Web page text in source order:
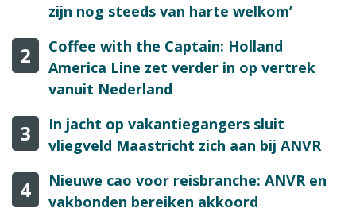
zijn nog steeds van harte welkom’
2
Coffee with the Captain: Holland
America Line zet verder in op vertrek
vanuit Nederland
3
In jacht op vakantiegangers sluit
vliegveld Maastricht zich aan bij ANVR
4
Nieuwe cao voor reisbranche: ANVR en
vakbonden bereiken akkoord